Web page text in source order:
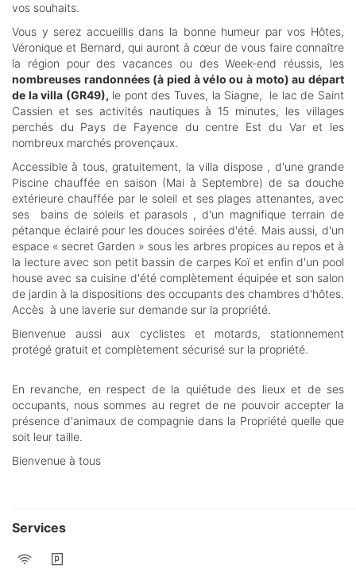
vos souhaits.
Vous y serez accueillis dans la bonne humeur par vos Hôtes,
Véronique et Bernard, qui auront à cœur de vous faire connaître
la région pour des vacances ou des Week-end réussis, les
nombreuses randonnées (à pied à vélo ou à moto) au départ
de la villa (GR49), le pont des Tuves, la Siagne, le lac de Saint
Cassien et ses activités nautiques à 15 minutes, les villages
perchés du Pays de Fayence du centre Est du Var et les
nombreux marchés provençaux.
Accessible à tous, gratuitement, la villa dispose , d'une grande
Piscine chauffée en saison (Mai à Septembre) de sa douche
extérieure chauffée par le soleil et ses plages attenantes, avec
ses bains de soleils et parasols , d'un magnifique terrain de
pétanque éclairé pour les douces soirées d'été. Mais aussi, d'un
espace « secret Garden » sous les arbres propices au repos et à
la lecture avec son petit bassin de carpes Koï et enfin d'un pool
house avec sa cuisine d'été complètement équipée et son salon
de jardin à la dispositions des occupants des chambres d'hôtes.
Accès à une laverie sur demande sur la propriété.
Bienvenue aussi aux cyclistes et motards, stationnement
protégé gratuit et complètement sécurisé sur la propriété.
En revanche, en respect de la quiétude des lieux et de ses
occupants, nous sommes au regret de ne pouvoir accepter la
présence d'animaux de compagnie dans la Propriété quelle que
soit leur taille.
Bienvenue à tous
Services